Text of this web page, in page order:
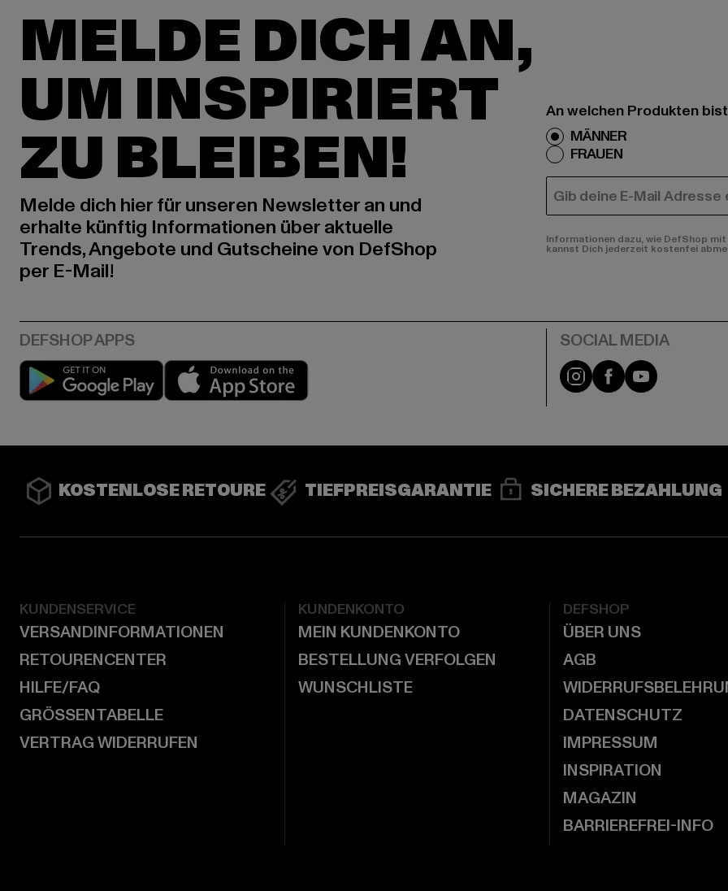
MELDE DICH AN,
UM INSPIRIERT
ZU BLEIBEN!
Melde dich hier für unseren Newsletter an und
erhalte künftig Informationen über aktuelle
Trends, Angebote und Gutscheine von DefShop
per E-Mail!
An welchen Produkten
MÄNNER
FRAUEN
E-MAIL
Informationen dazu, wie DefShop
kannst Dich jederzeit kostenfei
Play market Instagram
FacebookYouTube
KOSTENLOSE RETOURE TIEFPREISGARANTIE SICHERE BEZAHLUNG
KUNDENSERVICE
VERSANDINFORMATIONEN
RETOURENCENTER
HILFE/FAQ
GRÖSSENTABELLE
VERTRAG WIDERRUFEN
KUNDENKONTO
MEIN KUNDENKONTO
BESTELLUNG VERFOLGEN
WUNSCHLISTE
DEFSHOP
ÜBER UNS
AGB
DATENSCHUTZ
IMPRESSUM
INSPIRATION
MAGAZIN
BARRIEREFREI-INFO